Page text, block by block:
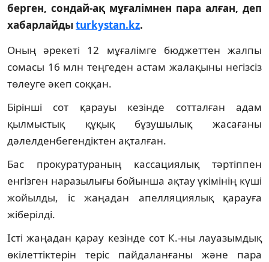
берген, сондай-ақ мұғалімнен пара алған, деп
хабарлайдыturkystan.kz.
Оның әрекеті 12 мұғалімге бюджеттен жалпы
сомасы 16 млн теңгеден астам жалақыны негізсіз
төлеуге әкеп соққан.
Бірінші сот қарауы кезінде сотталған адам
қылмыстық құқық бұзушылық жасағаны
дәлелденбегендіктен ақталған.
Бас прокуратураның кассациялық тәртіппен
енгізген наразылығы бойынша ақтау үкімінің күші
жойылды, іс жаңадан апелляциялық қарауға
жіберілді.
Істі жаңадан қарау кезінде сот К.-ны лауазымдық
өкілеттіктерін теріс пайдаланғаны және пара